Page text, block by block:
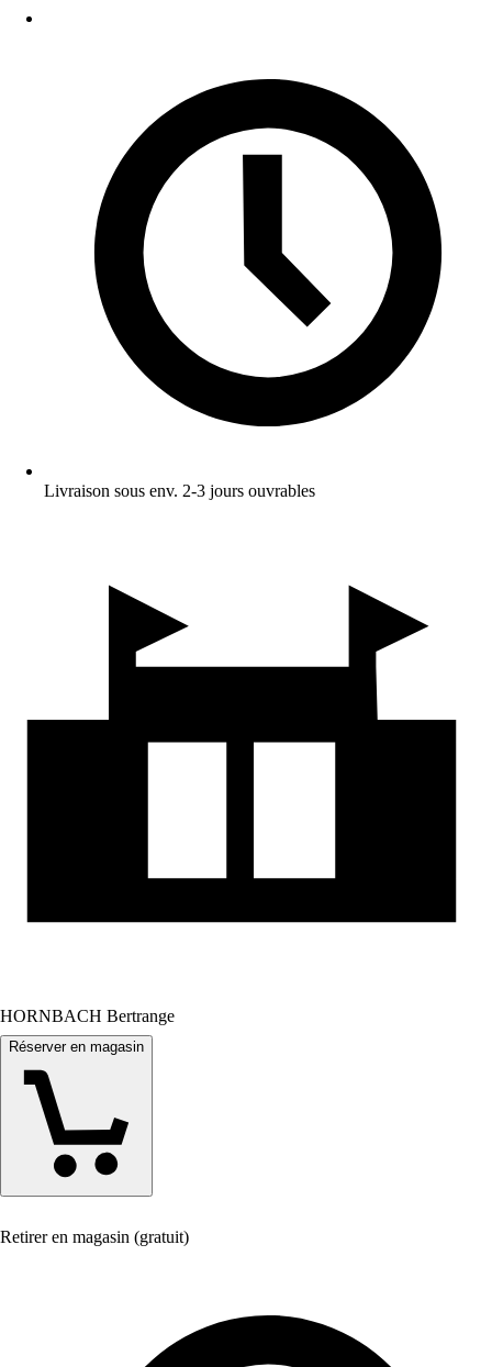
Livraison sous env. 2-3 jours ouvrables
HORNBACH Bertrange
Réserver en magasin
Retirer en magasin (gratuit)